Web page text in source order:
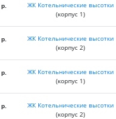
р.
ЖК Котельнические высотки
(корпус 1)
р.
ЖК Котельнические высотки
(корпус 2)
р.
ЖК Котельнические высотки
(корпус 1)
р.
ЖК Котельнические высотки
(корпус 2)